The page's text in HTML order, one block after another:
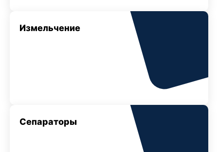
Измельчение
Сепараторы